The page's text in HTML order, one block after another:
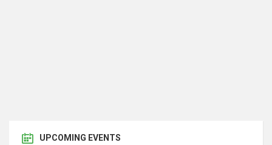
UPCOMING EVENTS